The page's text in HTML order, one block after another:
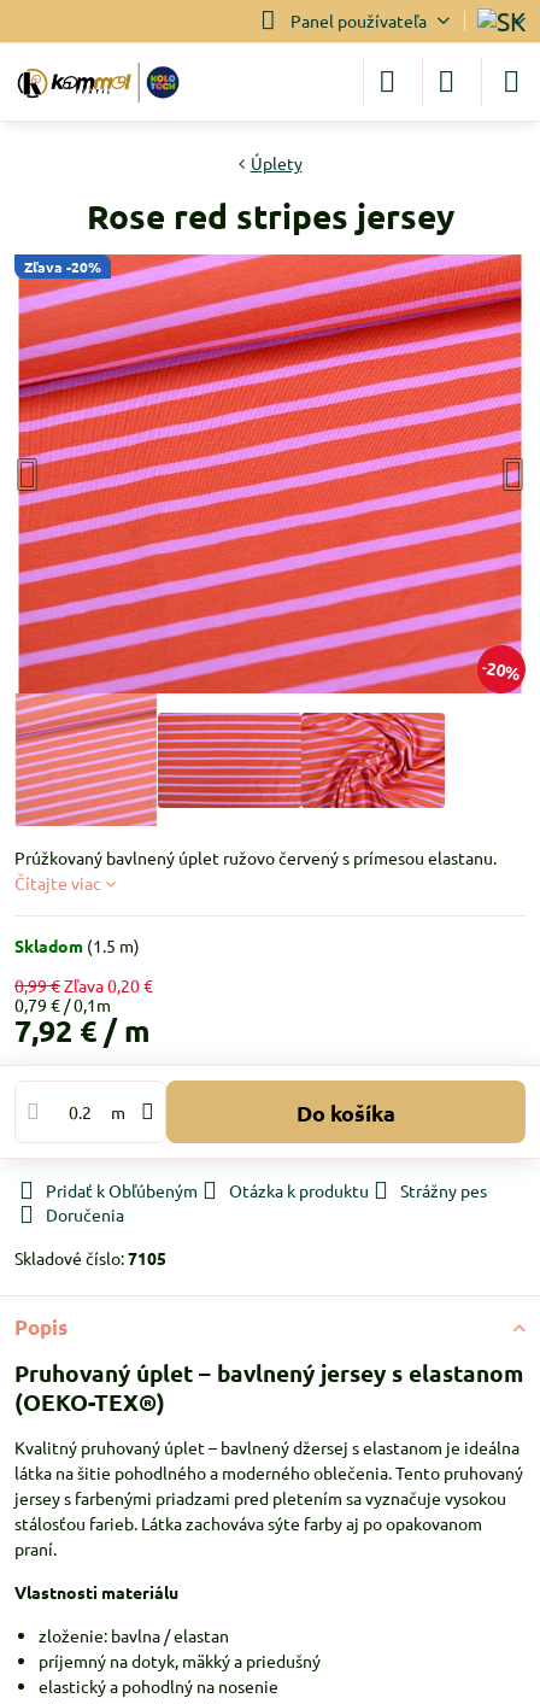
Panel používateľa
Zľava -20%
20%
Úplety
Rose red stripes jersey
Prúžkovaný bavlnený úplet ružovo červený s prímesou elastanu.
Čítajte viac
Skladom (1.5 m)
0,99 €Zľava0,20 €
0,79 €
7,92 € / m
m Do košíka
Pridať k Obľúbeným Otázka k produktu
Strážny pes
Doručenia
Skladové číslo:7105
Popis
Pruhovaný úplet – bavlnený jersey s elastanom
(OEKO-TEX®)
Kvalitný pruhovaný úplet – bavlnený džersej s elastanom je ideálna
látka na šitie pohodlného a moderného oblečenia. Tento pruhovaný
jersey s farbenými priadzami pred pletením sa vyznačuje vysokou
stálosťou farieb. Látka zachováva sýte farby aj po opakovanom
praní.
Vlastnosti materiálu
zloženie: bavlna / elastan
príjemný na dotyk, mäkký a priedušný
elastický a pohodlný na nosenie